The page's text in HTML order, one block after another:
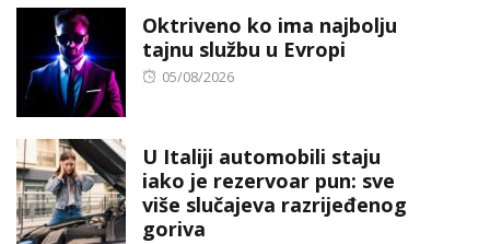
Oktriveno ko ima najbolju
tajnu službu u Evropi
Posted
05/08/2026
U Italiji automobili staju
iako je rezervoar pun: sve
više slučajeva razrijeđenog
goriva